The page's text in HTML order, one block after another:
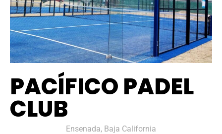
PACÍFICO PADEL
CLUB
Ensenada, Baja California